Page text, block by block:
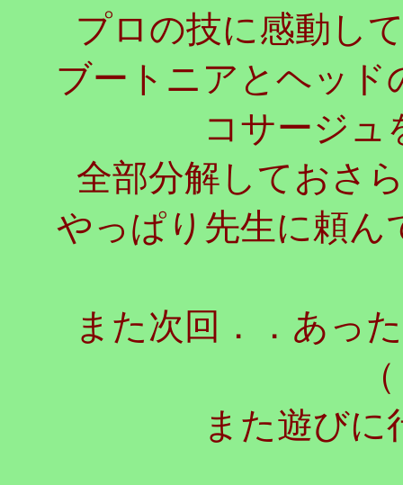
プロの技に感動し
ブートニアとヘッド
コサージュ
全部分解しておさ
やっぱり先生に頼ん
また次回．．あっ
また遊びに